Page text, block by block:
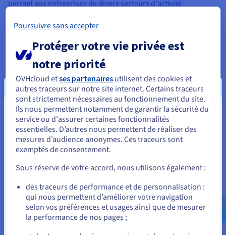
permet aux entreprises de divers secteurs d'activité
convaincants :
Prise en charge du traitement des
données en temps réel
Dans le monde actuel axé sur les données, les
informations en temps réel sont essentielles pour
prendre des décisions éclairées. La connectivité cloud
fournit l’infrastructure nécessaire au traitement rapide
et efficace de grandes quantités de données.
Par exemple, les institutions financières peuvent tirer
parti de flux de données en temps réel et de plateformes
d'analyse cloud pour détecter les transactions
frauduleuses, gérer les risques et optimiser les stratégies
de négociation. De même, les fabricants peuvent utiliser
des données en temps réel provenant de capteurs
connectés dans l’usine pour surveiller les processus de
production, identifier les problèmes potentiels et
améliorer l’efficacité globale.
Vous semblez être localisé en États-
Unis.
Pour commander, rendez-vous sur le site de votre pays (États-
Allez sur le site États-Unis
us.ovhcloud.com/
Anglais USD - $
ou
Poursuivre sans accepter
Protéger votre vie privée est
notre priorité
OVHcloud etses partenaires utilisent des cookies et
autres traceurs sur notre site internet. Certains traceurs
sont strictement nécessaires au fonctionnement du site.
Ils nous permettent notamment de garantir la sécurité du
service ou d'assurer certaines fonctionnalités
essentielles. D’autres nous permettent de réaliser des
mesures d’audience anonymes. Ces traceurs sont
exemptés de consentement.
Sous réserve de votre accord, nous utilisons également :
des traceurs de performance et de personnalisation :
qui nous permettent d’améliorer votre navigation
selon vos préférences et usages ainsi que de mesurer
la performance de nos pages ;